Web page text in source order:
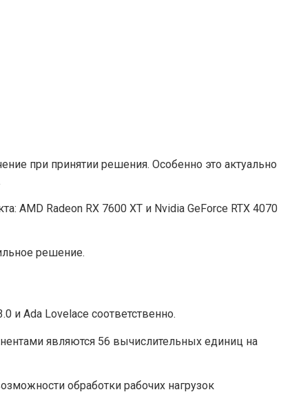
при принятии решения. Особенно это актуально
Radeon RX 7600 XT и Nvidia GeForce RTX 4070
решение.
и Ada Lovelace соответственно.
являются 56 вычислительных единиц на
обработки рабочих нагрузок